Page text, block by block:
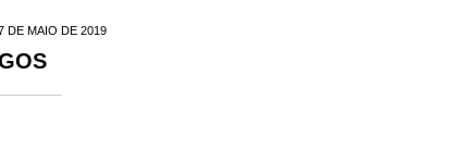
DE MAIO DE 2019